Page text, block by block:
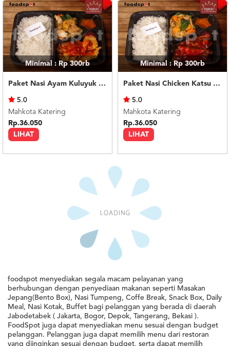
Minimal : Rp 300rb
Paket Nasi Ayam Kuluyuk Kwetiau Goreng
LIHAT
5.0
Mahkota Katering
Rp.36.050
Minimal : Rp 300rb
Paket Nasi Chicken Katsu Teriyaki
LIHAT
5.0
Mahkota Katering
Rp.36.050
Paket Ayam Bakar Madu
LIHAT
Rp.36.100
LIHAT
Rp.36.100